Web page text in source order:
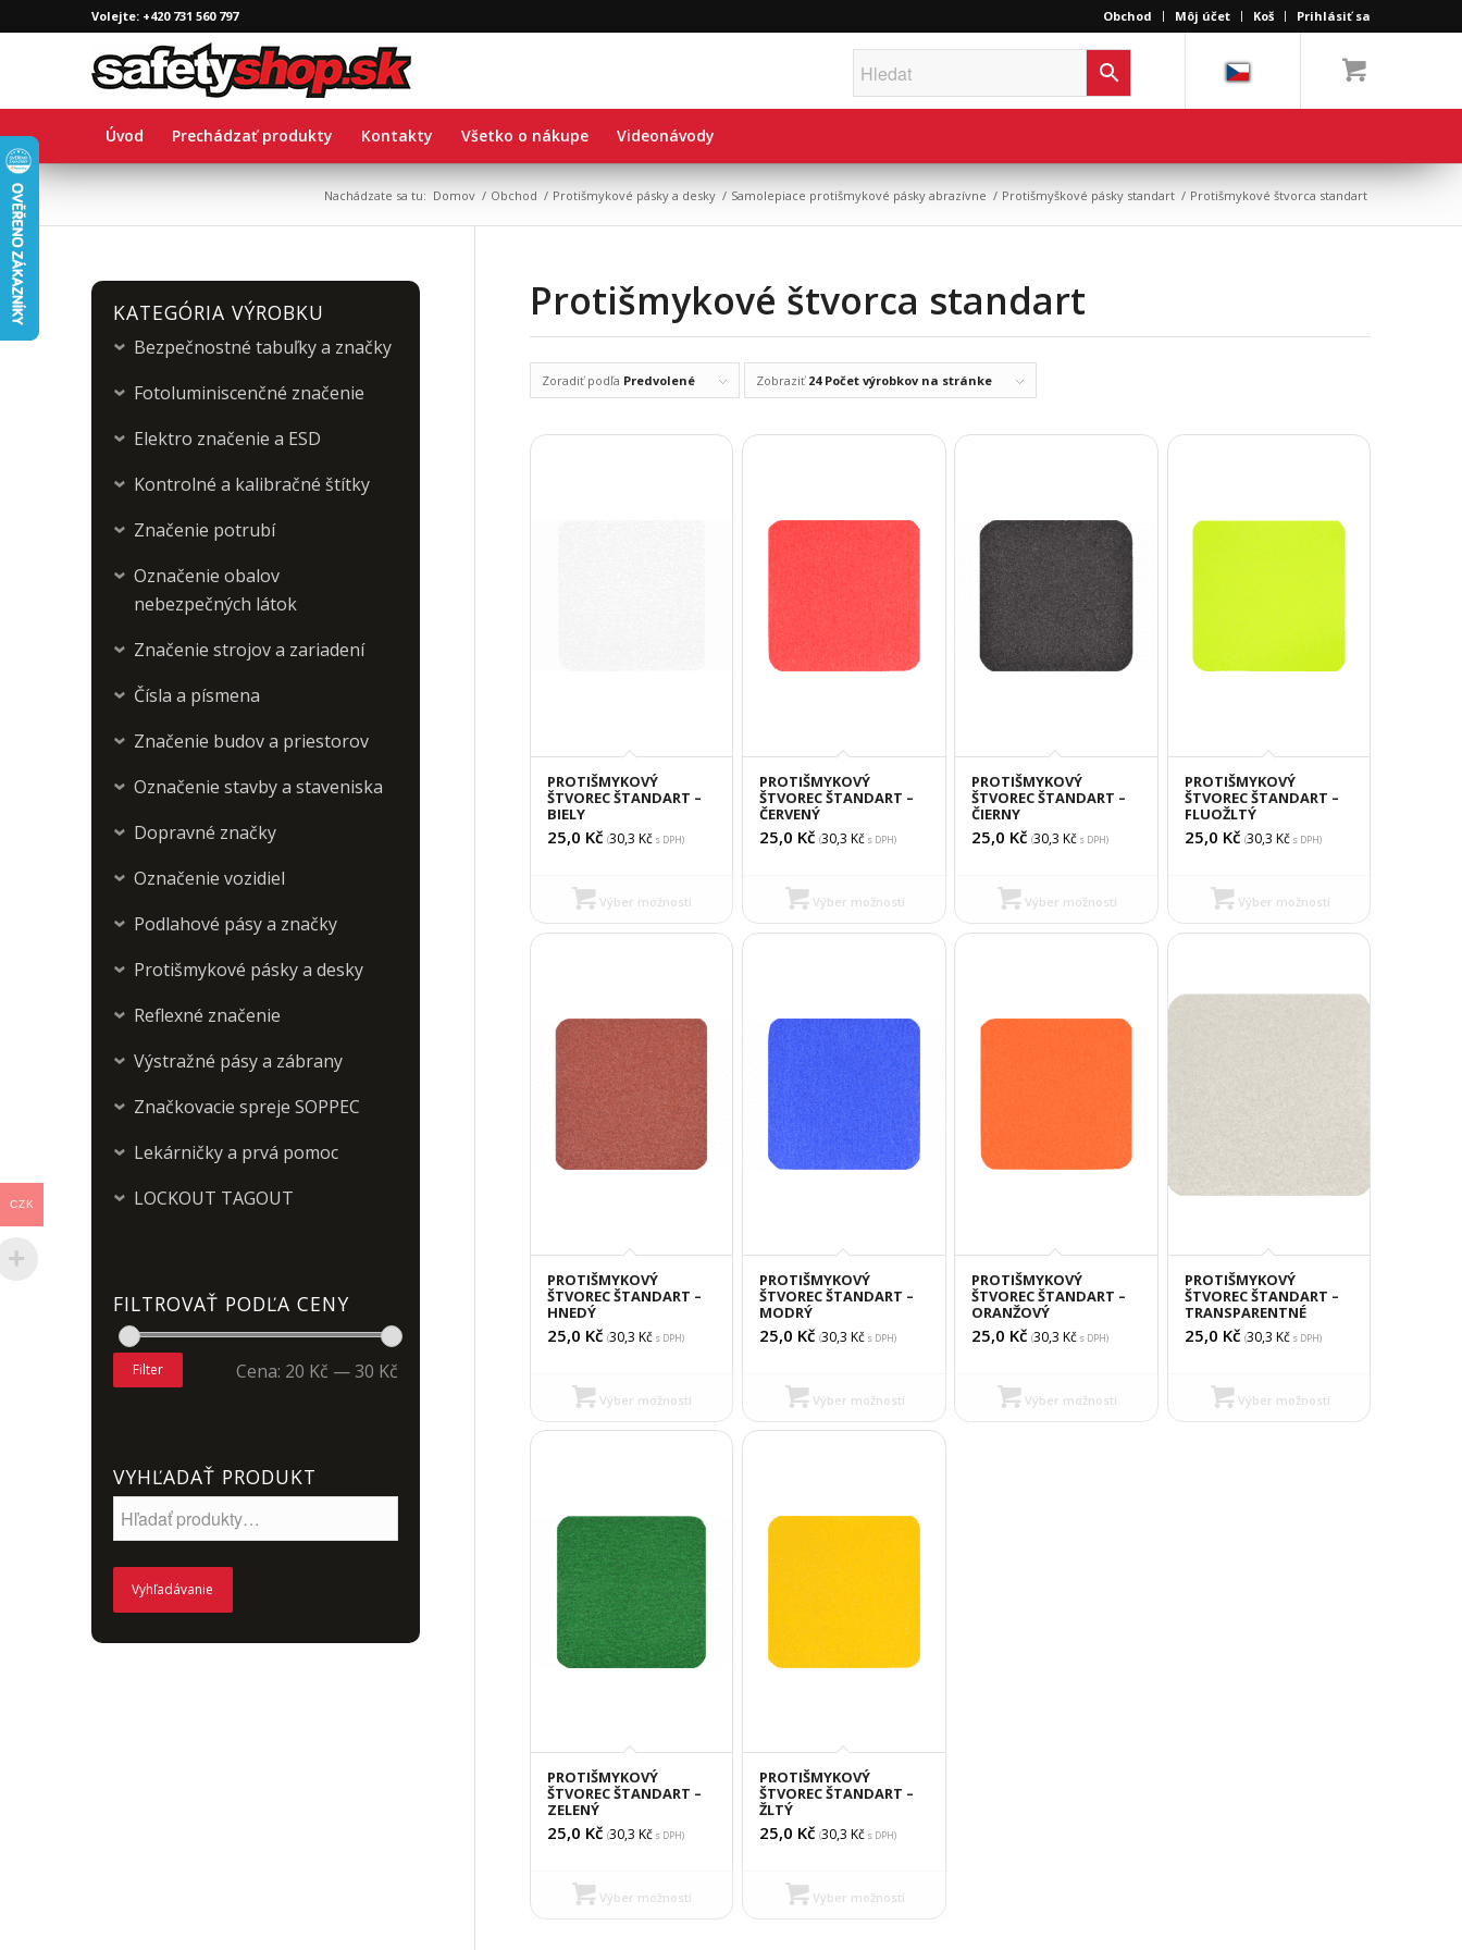
Obchod Môj účet Koš Prihlásiť sa
Volejte: +420 731 560 797
Úvod Prechádzať produkty Kontakty Všetko o nákupe Videonávody
Nachádzate sa tu: Domov / Obchod / Protišmykové pásky a desky / Samolepiace protišmykové pásky abrazívne / Protišmyškové pásky standart / Protišmykové štvorca standart
Protišmykové štvorca standart
Zoradiť podľa Predvolené Zobraziť 24 Počet výrobkov na stránke
PROTIŠMYKOVÝ
ŠTVOREC ŠTANDART –
BIELY
25,0 Kč (30,3 Kčs DPH)
Výber možností
PROTIŠMYKOVÝ
ŠTVOREC ŠTANDART –
ČERVENÝ
25,0 Kč (30,3 Kč s DPH)
Výber možností
PROTIŠMYKOVÝ
ŠTVOREC ŠTANDART –
ČIERNY
25,0 Kč (30,3 Kč s DPH)
Výber možností
PROTIŠMYKOVÝ
ŠTVOREC ŠTANDART –
FLUOŽLTÝ
25,0 Kč (30,3 Kčs DPH)
Výber možností
PROTIŠMYKOVÝ
ŠTVOREC ŠTANDART –
HNEDÝ
25,0 Kč (30,3 Kčs DPH)
Výber možností
PROTIŠMYKOVÝ
ŠTVOREC ŠTANDART –
MODRÝ
25,0 Kč (30,3 Kč s DPH)
Výber možností
PROTIŠMYKOVÝ
ŠTVOREC ŠTANDART –
ORANŽOVÝ
25,0 Kč (30,3 Kč s DPH)
Výber možností
PROTIŠMYKOVÝ
ŠTVOREC ŠTANDART –
TRANSPARENTNÉ
25,0 Kč (30,3 Kčs DPH)
Výber možností
PROTIŠMYKOVÝ
ŠTVOREC ŠTANDART –
ZELENÝ
25,0 Kč (30,3 Kčs DPH)
Výber možností
PROTIŠMYKOVÝ
ŠTVOREC ŠTANDART –
ŽLTÝ
25,0 Kč (30,3 Kč s DPH)
Výber možností
KATEGÓRIA VÝROBKU
›Bezpečnostné tabuľky a značky
›Fotoluminiscenčné značenie
›Elektro značenie a ESD
›Kontrolné a kalibračné štítky
›Značenie potrubí
›Označenie obalov
nebezpečných látok
›Značenie strojov a zariadení
›Čísla a písmena
›Značenie budov a priestorov
›Označenie stavby a staveniska
›Dopravné značky
›Označenie vozidiel
›Podlahové pásy a značky
›Protišmykové pásky a desky
›Reflexné značenie
›Výstražné pásy a zábrany
›Značkovacie spreje SOPPEC
›Lekárničky a prvá pomoc
›LOCKOUT TAGOUT
FILTROVAŤ PODĽA CENY
Filter Cena: 20 Kč —30 Kč
VYHĽADAŤ PRODUKT
Vyhľadávanie
CZK